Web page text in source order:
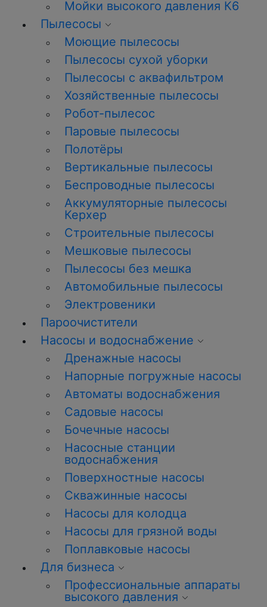
Мойки высокого давления К6
Пылесосы
Моющие пылесосы
Пылесосы сухой уборки
Пылесосы с аквафильтром
Хозяйственные пылесосы
Робот-пылесос
Паровые пылесосы
Полотёры
Вертикальные пылесосы
Беспроводные пылесосы
Аккумуляторные пылесосы
Керхер
Строительные пылесосы
Мешковые пылесосы
Пылесосы без мешка
Автомобильные пылесосы
Электровеники
Пароочистители
Насосы и водоснабжение
Дренажные насосы
Напорные погружные насосы
Автоматы водоснабжения
Садовые насосы
Бочечные насосы
Насосные станции
водоснабжения
Поверхностные насосы
Скважинные насосы
Насосы для колодца
Насосы для грязной воды
Поплавковые насосы
Для бизнеса
Профессиональные аппараты
высокого давления